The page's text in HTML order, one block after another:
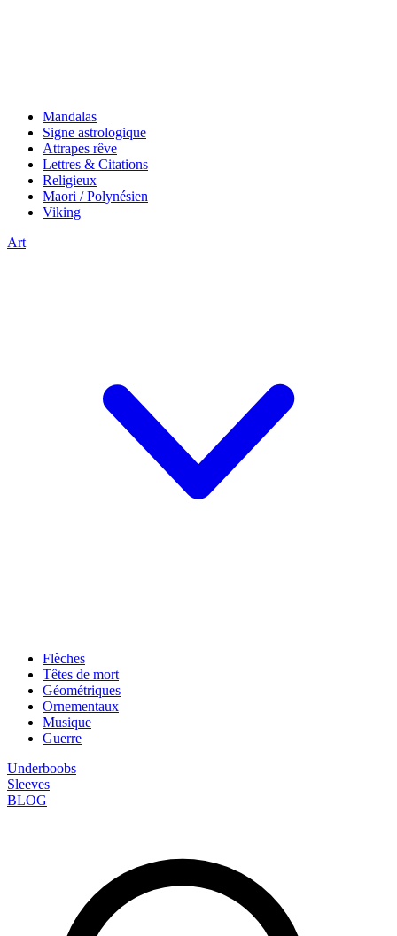
Mandalas
Signe astrologique
Attrapes rêve
Lettres & Citations
Religieux
Maori / Polynésien
Viking
Art
Flèches
Têtes de mort
Géométriques
Ornementaux
Musique
Guerre
Underboobs
Sleeves
BLOG